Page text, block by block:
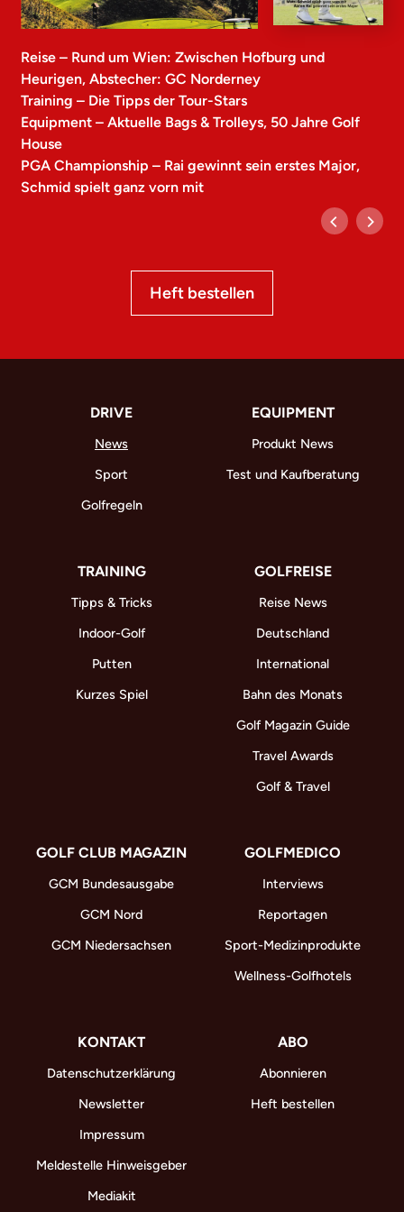
Reise – Rund um Wien: Zwischen Hofburg und
Heurigen, Abstecher: GC Norderney
Training – Die Tipps der Tour-Stars
Equipment – Aktuelle Bags & Trolleys, 50 Jahre Golf
House
PGA Championship – Rai gewinnt sein erstes Major,
Schmid spielt ganz vorn mit
Heft bestellen
DRIVE
News
Sport
Golfregeln
EQUIPMENT
Produkt News
Test und Kaufberatung
TRAINING
Tipps & Tricks
Indoor-Golf
Putten
Kurzes Spiel
GOLFREISE
Reise News
Deutschland
International
Bahn des Monats
Golf Magazin Guide
Travel Awards
Golf & Travel
GOLF CLUB MAGAZIN
GCM Bundesausgabe
GCM Nord
GCM Niedersachsen
GOLFMEDICO
Interviews
Reportagen
Sport-Medizinprodukte
Wellness-Golfhotels
KONTAKT
Datenschutzerklärung
Newsletter
Impressum
Meldestelle Hinweisgeber
Mediakit
ABO
Abonnieren
Heft bestellen